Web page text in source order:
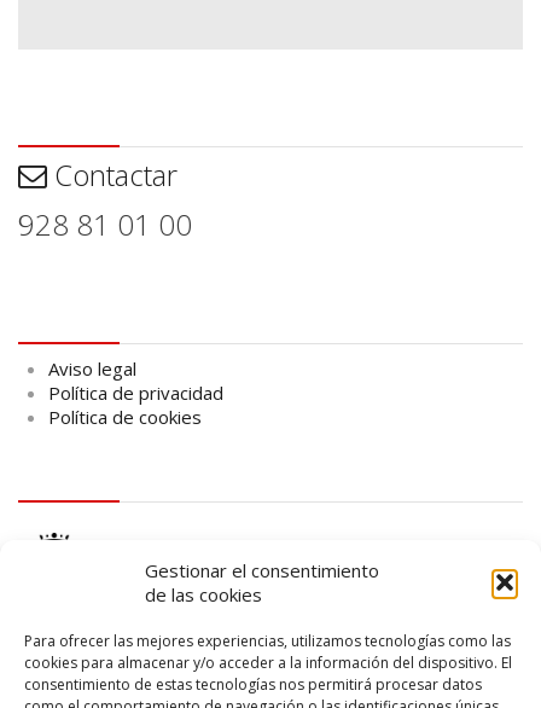
Gestionar el consentimiento
de las cookies
Para ofrecer las mejores experiencias, utilizamos tecnologías como las
cookies para almacenar y/o acceder a la información del dispositivo. El
consentimiento de estas tecnologías nos permitirá procesar datos
Contactar
928 81 01 00
Aviso legal
Política de privacidad
Política de cookies
logo SID